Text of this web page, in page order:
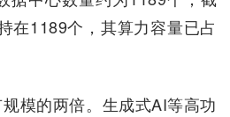
在1189个，其算力容量已占
模的两倍。生成式AI等高功